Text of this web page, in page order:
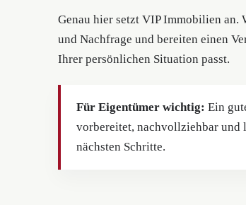
Genau hier setzt VIP Immobilien an.
und Nachfrage und bereiten einen
Ihrer persönlichen Situation passt.
Für Eigentümer wichtig: Ein
vorbereitet, nachvollziehbar und
nächsten Schritte.